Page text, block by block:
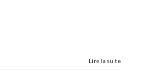
Lire la suite